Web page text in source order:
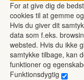
For at give dig de
cookies til at gemme
Hvis du giver dit
data som f.eks.
websted. Hvis du ikke
samtykke tilbage, kan
funktioner og
Funktionsdygtig